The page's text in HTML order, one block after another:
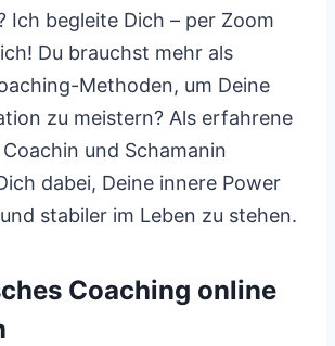
Ich begleite Dich – per Zoom
Du brauchst mehr als
Methoden, um Deine
zu meistern? Als erfahrene
und Schamanin
dabei, Deine innere Power
stabiler im Leben zu stehen.
Coaching online